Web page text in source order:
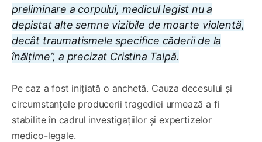
preliminare a corpului, medicul legist nu a
depistat alte semne vizibile de moarte violentă,
decât traumatismele specifice căderii de la
înălțime”, a precizat Cristina Talpă.
Pe caz a fost inițiată o anchetă. Cauza decesului și
circumstanțele producerii tragediei urmează a fi
stabilite în cadrul investigațiilor și expertizelor
medico-legale.